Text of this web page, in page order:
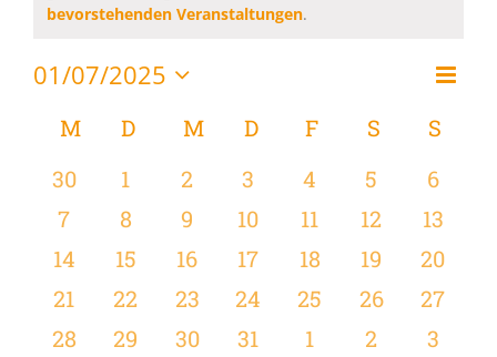
bevorstehenden Veranstaltungen.
Monat
01/07/2025
wählen.
Kalender
von
Veranstaltungen
MMONTAG
D DIENSTAG
MMITTWOCH
D DONNERSTAG
F FREITAG
S SAMSTAG
S
0
Veranstaltungen
30
0
Veranstaltungen
1
0
Veranstaltungen
2
0
Veranstaltungen
3
0
Veranstaltungen
4
0
5
0
6
0
Veranstaltungen
7
0
Veranstaltungen
8
0
Veranstaltungen
9
0
Veranstaltungen
10
0
Veranstaltungen
11
0
12
0
13
0
Veranstaltungen
14
0
Veranstaltungen
15
0
Veranstaltungen
16
0
Veranstaltungen
17
0
Veranstaltungen
18
0
19
0
20
0
Veranstaltungen
21
0
Veranstaltungen
22
0
Veranstaltungen
23
0
Veranstaltungen
24
0
Veranstaltungen
25
0
26
0
27
0
28
0
29
0
30
0
31
0
1
0
2
0
3